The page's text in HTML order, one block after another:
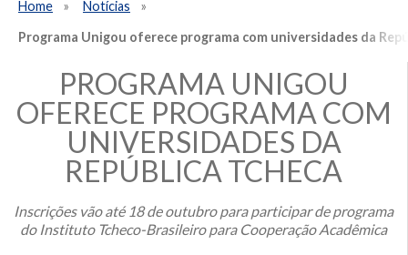
Home
Notícias
Programa Unigou oferece programa com universidades da
PROGRAMA UNIGOU
OFERECE PROGRAMA COM
UNIVERSIDADES DA
REPÚBLICA TCHECA
Inscrições vão até 18 de outubro para participar de programa
do Instituto Tcheco-Brasileiro para Cooperação Acadêmica